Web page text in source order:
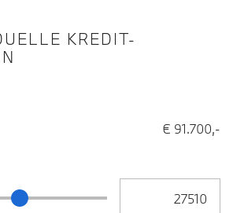
KREDIT-
€ 91.700,-